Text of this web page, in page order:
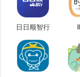
日日顺智行